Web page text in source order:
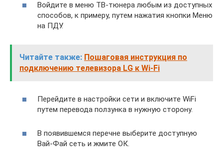
Войдите в меню ТВ-тюнера любым из доступных
способов, к примеру, путем нажатия кнопки Меню
на ПДУ.
Читайте также: Пошаговая инструкция по
подключению телевизора LG к Wi-Fi
Перейдите в настройки сети и включите WiFi
путем перевода ползунка в нужную сторону.
В появившемся перечне выберите доступную
Вай-Фай сеть и жмите ОК.